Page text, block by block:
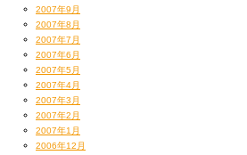
2007年9月
2007年8月
2007年7月
2007年6月
2007年5月
2007年4月
2007年3月
2007年2月
2007年1月
2006年12月